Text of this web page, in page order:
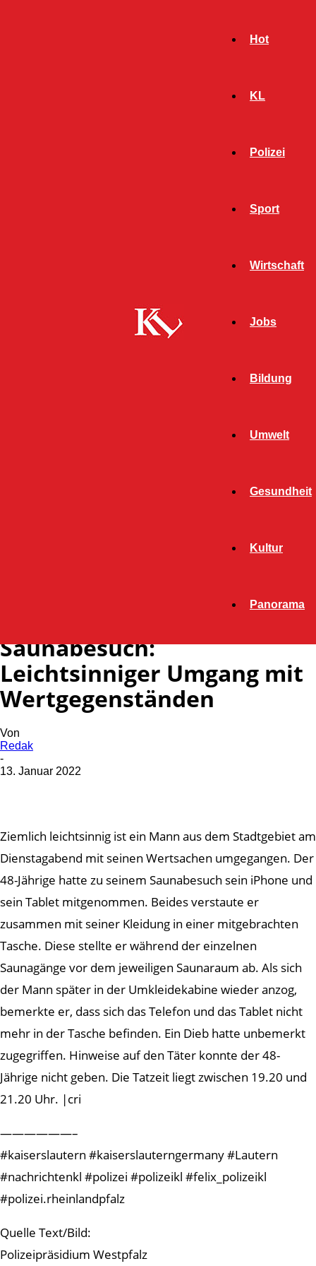
Hot
KL
Polizei
Sport
Wirtschaft
Jobs
Bildung
Umwelt
Gesundheit
Kultur
Panorama
Saunabesuch: Leichtsinniger Umgang mit
Saunabesuch:
Leichtsinniger Umgang mit
Wertgegenständen
Von
Redak
-
13. Januar 2022
Ziemlich leichtsinnig ist ein Mann aus dem Stadtgebiet am
Dienstagabend mit seinen Wertsachen umgegangen. Der
48-Jährige hatte zu seinem Saunabesuch sein iPhone und
sein Tablet mitgenommen. Beides verstaute er
zusammen mit seiner Kleidung in einer mitgebrachten
Tasche. Diese stellte er während der einzelnen
Saunagänge vor dem jeweiligen Saunaraum ab. Als sich
der Mann später in der Umkleidekabine wieder anzog,
bemerkte er, dass sich das Telefon und das Tablet nicht
mehr in der Tasche befinden. Ein Dieb hatte unbemerkt
zugegriffen. Hinweise auf den Täter konnte der 48-
Jährige nicht geben. Die Tatzeit liegt zwischen 19.20 und
21.20 Uhr. |cri
——————–
#kaiserslautern #kaiserslauterngermany #Lautern
#nachrichtenkl #polizei #polizeikl #felix_polizeikl
#polizei.rheinlandpfalz
Quelle Text/Bild:
Polizeipräsidium Westpfalz